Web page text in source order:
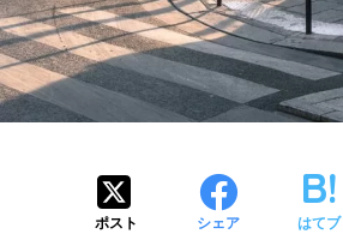
ポスト シェア はてブ